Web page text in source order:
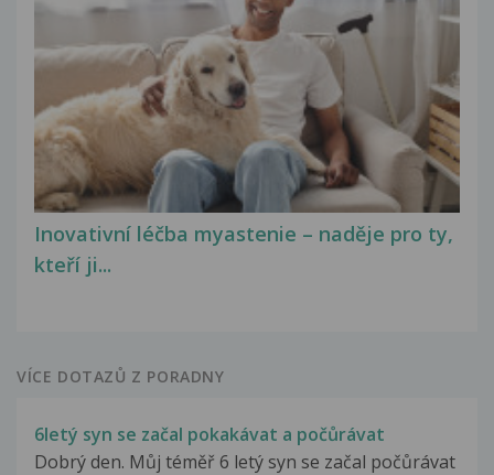
Inovativní léčba myastenie – naděje pro ty,
kteří ji...
VÍCE DOTAZŮ Z PORADNY
6letý syn se začal pokakávat a počůrávat
Dobrý den. Můj téměř 6 letý syn se začal počůrávat